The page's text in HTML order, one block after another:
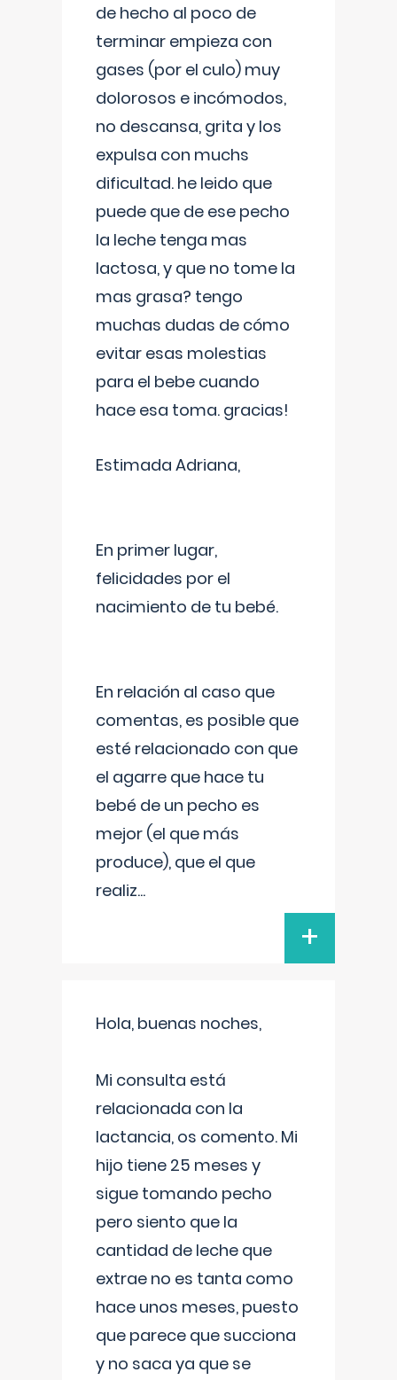
de hecho al poco de
terminar empieza con
gases (por el culo) muy
dolorosos e incómodos,
no descansa, grita y los
expulsa con muchs
dificultad. he leido que
puede que de ese pecho
la leche tenga mas
lactosa, y que no tome la
mas grasa? tengo
muchas dudas de cómo
evitar esas molestias
para el bebe cuando
hace esa toma. gracias!
Estimada Adriana,
En primer lugar,
felicidades por el
nacimiento de tu bebé.
En relación al caso que
comentas, es posible que
esté relacionado con que
el agarre que hace tu
bebé de un pecho es
mejor (el que más
produce), que el que
realiz...
+
Hola, buenas noches,
Mi consulta está
relacionada con la
lactancia, os comento. Mi
hijo tiene 25 meses y
sigue tomando pecho
pero siento que la
cantidad de leche que
extrae no es tanta como
hace unos meses, puesto
que parece que succiona
y no saca ya que se